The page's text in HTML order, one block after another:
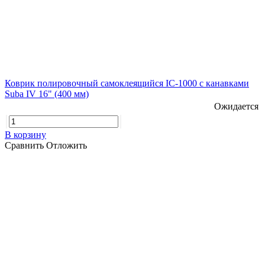
Коврик полировочный самоклеящийся IC-1000 с канавками
Suba IV 16" (400 мм)
Ожидается
В корзину
Сравнить Отложить